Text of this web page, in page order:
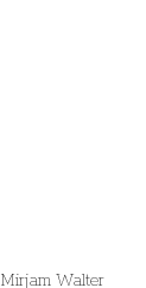
Mirjam Walter